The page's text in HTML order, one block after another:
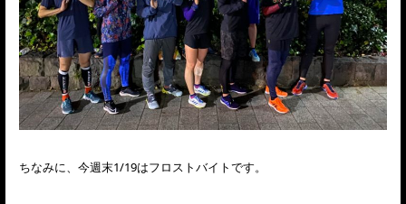
ちなみに、今週末1/19はフロストバイトです。